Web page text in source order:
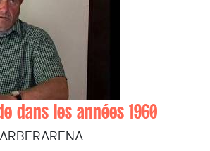
dans les années 1960